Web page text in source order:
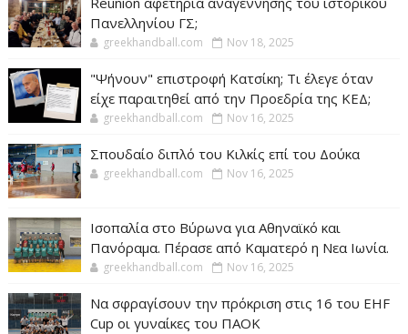
Πανελληνίου ΓΣ;
greekhandball.com Nov 18, 2025
"Ψήνουν" επιστροφή Κατσίκη; Τι έλεγε όταν
είχε παραιτηθεί από την Προεδρία της ΚΕΔ;
greekhandball.com Nov 16, 2025
Σπουδαίο διπλό του Κιλκίς επί του Δούκα
greekhandball.com Nov 16, 2025
Ισοπαλία στο Βύρωνα για Αθηναϊκό και
Πανόραμα. Πέρασε από Καματερό η Νεα Ιωνία.
greekhandball.com Nov 16, 2025
Να σφραγίσουν την πρόκριση στις 16 του EHF
Cup οι γυναίκες του ΠΑΟΚ